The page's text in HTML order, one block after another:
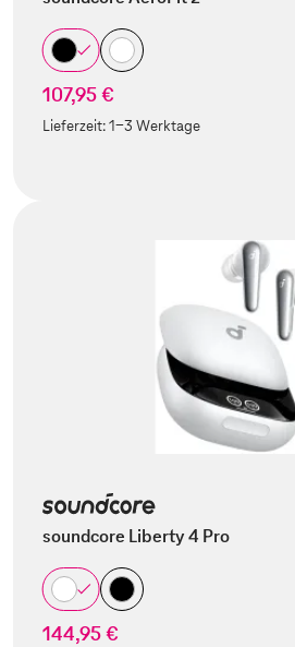
107,95 €
Lieferzeit:1-3 Werktage
soundcore Liberty 4 Pro
144,95 €